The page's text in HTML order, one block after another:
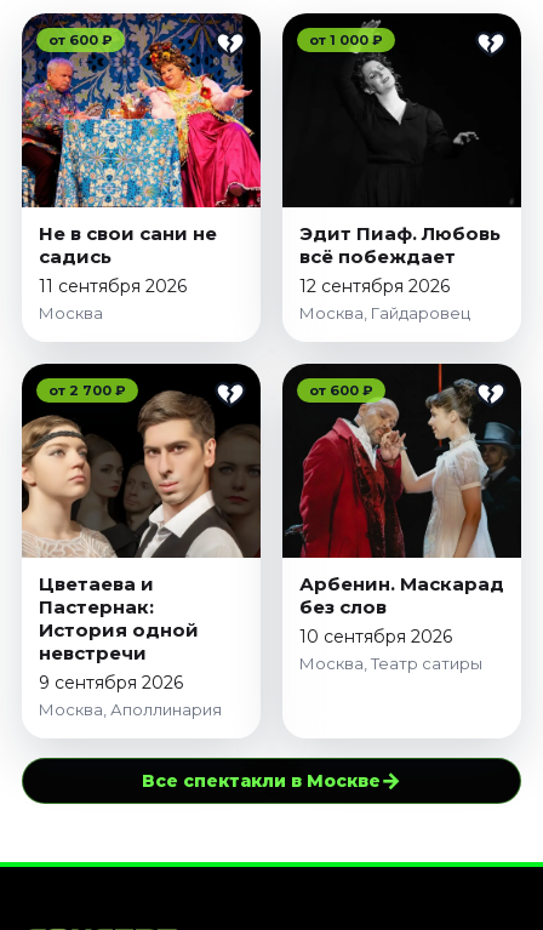
от 600 ₽
Не в свои сани не
садись
11 сентября 2026
Москва
от 1 000 ₽
Эдит Пиаф. Любовь
всё побеждает
12 сентября 2026
Москва, Гайдаровец
от 2 700 ₽
Цветаева и
Пастернак:
История одной
невстречи
9 сентября 2026
Москва, Аполлинария
от 600 ₽
Арбенин. Маскарад
без слов
10 сентября 2026
Москва, Театр сатиры
Все спектакли в Москве→